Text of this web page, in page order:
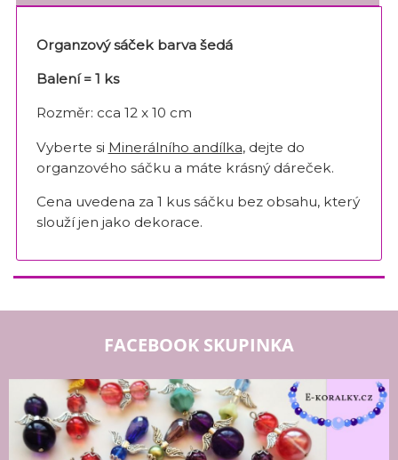
Organzový sáček barva šedá
Balení = 1 ks
Rozměr: cca 12 x 10 cm
Vyberte si Minerálního andílka, dejte do
organzového sáčku a máte krásný dáreček.
Cena uvedena za 1 kus sáčku bez obsahu, který
slouží jen jako dekorace.
FACEBOOK SKUPINKA